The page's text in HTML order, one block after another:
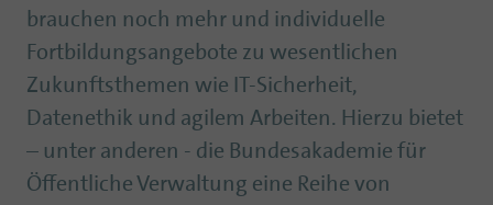
brauchen noch mehr und individuelle
Fortbildungsangebote zu wesentlichen
Zukunftsthemen wie IT-Sicherheit,
Datenethik und agilem Arbeiten. Hierzu bietet
– unter anderen - die Bundesakademie für
Öffentliche Verwaltung eine Reihe von